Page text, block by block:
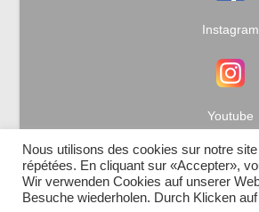
Instagram
Youtube
Nous utilisons des cookies sur notre
répétées. En cliquant sur «Accepter»,
Wir verwenden Cookies auf unserer
Besuche wiederholen. Durch Klicken